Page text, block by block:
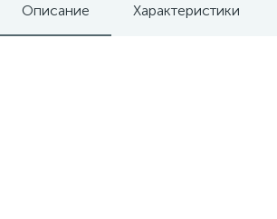
Описание Характеристики